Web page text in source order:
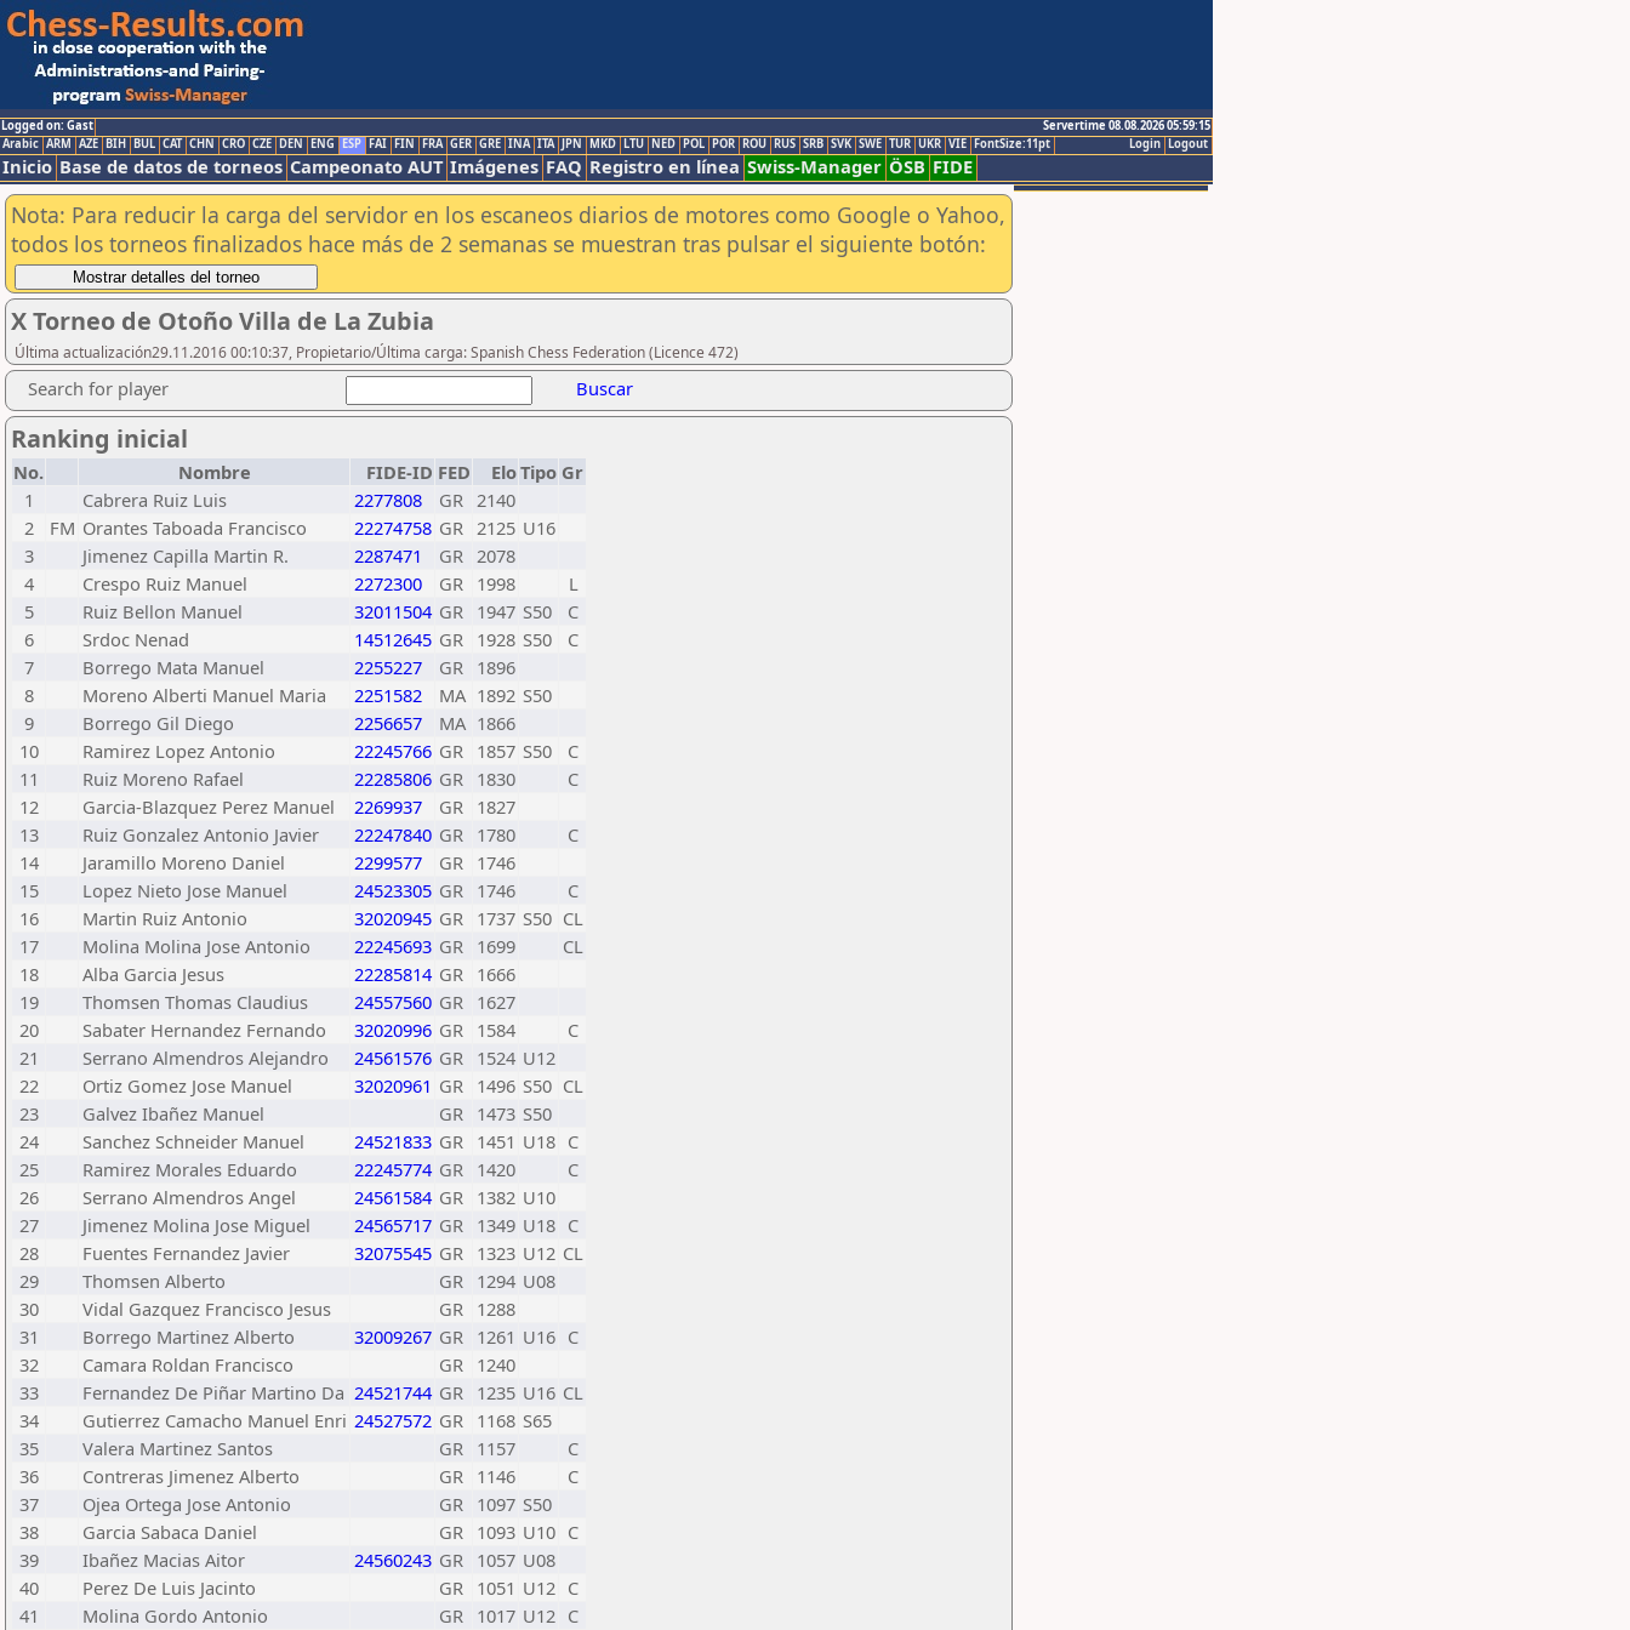
Logged on: Gast
Servertime 08.08.2026 05:59:15
Logout
Login
Arabic ARM AZE BIH BUL CAT CHN CRO CZE DEN ENG ESP FAI FIN FRA GER GRE INA ITA JPN MKD LTU NED POL POR ROU RUS SRB SVK SWE TUR UKR VIE FontSize:11pt
Inicio Base de datos de torneos Campeonato AUT Imágenes FAQ Registro en línea Swiss-Manager ÖSB FIDE
Nota: Para reducir la carga del servidor en los escaneos diarios de motores como Google o Yahoo,
todos los torneos finalizados hace más de 2 semanas se muestran tras pulsar el siguiente botón:
X Torneo de Otoño Villa de La Zubia
Última actualización29.11.2016 00:10:37, Propietario/Última carga: Spanish Chess Federation (Licence 472)
Search for player Buscar
Ranking inicial
No. Nombre FIDE-ID FED EloTipo Gr
1
Cabrera Ruiz Luis 2277808 GR 2140
2
FM Orantes Taboada Francisco 22274758 GR 2125 U16
3
Jimenez Capilla Martin R. 2287471 GR 2078
4
Crespo Ruiz Manuel 2272300 GR 1998
L
5
Ruiz Bellon Manuel 32011504 GR 1947 S50
C
6
Srdoc Nenad 14512645 GR 1928 S50
C
7
Borrego Mata Manuel 2255227 GR 1896
8
Moreno Alberti Manuel Maria 2251582 MA 1892 S50
9
Borrego Gil Diego 2256657 MA 1866
10
Ramirez Lopez Antonio 22245766 GR 1857 S50
C
11
Ruiz Moreno Rafael 22285806 GR 1830
C
12
Garcia-Blazquez Perez Manuel 2269937 GR 1827
13
Ruiz Gonzalez Antonio Javier 22247840 GR 1780
C
14
Jaramillo Moreno Daniel 2299577 GR 1746
15
Lopez Nieto Jose Manuel 24523305 GR 1746
C
16
Martin Ruiz Antonio 32020945 GR 1737 S50 CL
17
Molina Molina Jose Antonio 22245693 GR 1699
CL
18
Alba Garcia Jesus 22285814 GR 1666
19
Thomsen Thomas Claudius 24557560 GR 1627
20
Sabater Hernandez Fernando 32020996 GR 1584
C
21
Serrano Almendros Alejandro 24561576 GR 1524 U12
22
Ortiz Gomez Jose Manuel 32020961 GR 1496 S50 CL
23
Galvez Ibañez Manuel GR 1473 S50
24
Sanchez Schneider Manuel 24521833 GR 1451 U18 C
25
Ramirez Morales Eduardo 22245774 GR 1420
C
26
Serrano Almendros Angel 24561584 GR 1382 U10
27
Jimenez Molina Jose Miguel 24565717 GR 1349 U18 C
28
Fuentes Fernandez Javier 32075545 GR 1323 U12 CL
29
Thomsen Alberto GR 1294 U08
30
Vidal Gazquez Francisco Jesus GR 1288
31
Borrego Martinez Alberto 32009267 GR 1261 U16 C
32
Camara Roldan Francisco GR 1240
33
Fernandez De Piñar Martino Da 24521744 GR 1235 U16 CL
34
Gutierrez Camacho Manuel Enri 24527572 GR 1168 S65
35
Valera Martinez Santos GR 1157
C
36
Contreras Jimenez Alberto GR 1146
C
37
Ojea Ortega Jose Antonio GR 1097 S50
38
Garcia Sabaca Daniel GR 1093 U10 C
39
Ibañez Macias Aitor 24560243 GR 1057 U08
40
Perez De Luis Jacinto GR 1051 U12 C
41
Molina Gordo Antonio GR 1017 U12 C